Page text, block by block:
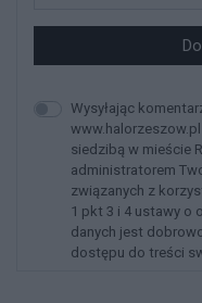
Wysyłając
siedzibą w mieście
administratorem
związanych z
1 pkt 3 i 4 ustawy o
danych jest
dostępu do treści